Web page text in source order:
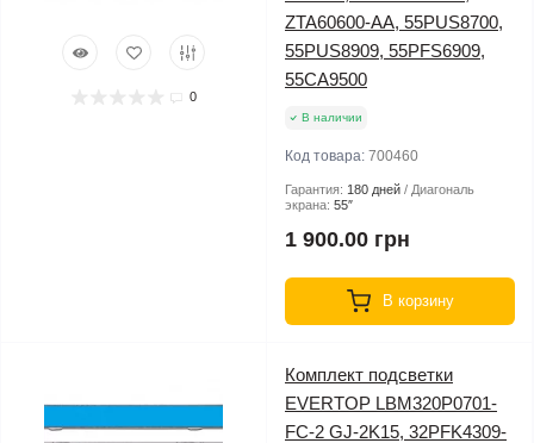
0
ZTA60600-AA, 55PUS8700,
55PUS8909, 55PFS6909,
55CA9500
В наличии
Код товара: 700460
Гарантия: 180 дней
Диагональ
экрана: 55″
1 900.00 грн
В корзину
Комплект подсветки
EVERTOP LBM320P0701-
FC-2 GJ-2K15, 32PFK4309-